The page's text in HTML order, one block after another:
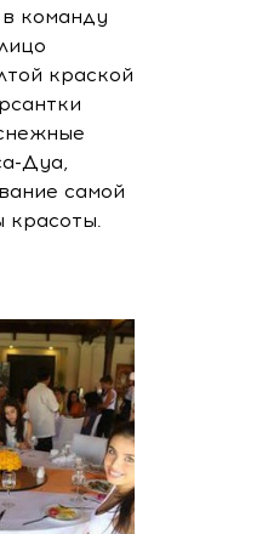
команду
краской
Дуа,
самой
красоты.